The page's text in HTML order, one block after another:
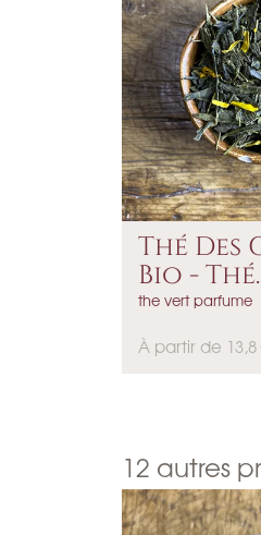
Thé Des
Bio -
the vert parfume
P
À partir de 13,8
12 autres